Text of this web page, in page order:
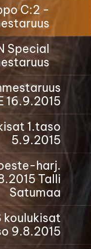
C:2 -
Special
16.9.2015
1.taso
5.9.2015
harj.
Talli
Satumaa
koulukisat
9.8.2015